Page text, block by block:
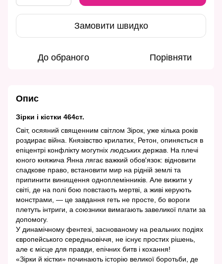
Замовити швидко
До обраного Порівняти
Опис
Зірки і кістки 464ст.
Світ, осяяний священним світлом Зірок, уже кілька років
роздирає війна. Князівство крилатих, Ретон, опиняється в
епіцентрі конфлікту могутніх людських держав. На плечі
юного княжича Янна лягає важкий обов'язок: відновити
спадкове право, встановити мир на рідній землі та
припинити винищення одноплемінників. Але вижити у
світі, де на полі бою повстають мертві, а живі керують
монстрами, — це завдання геть не просте, бо вороги
плетуть інтриги, а союзники вимагають завеликої плати за
допомогу.
У динамічному фентезі, заснованому на реальних подіях
європейського середньовіччя, не існує простих рішень,
але є місце для правди, епічних битв і кохання!
«Зірки й кістки» починають історію великої боротьби, де